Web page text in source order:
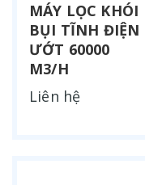
MÁY LỌC KHÓI
BỤI TĨNH ĐIỆN
ƯỚT 60000
M3/H
Liên hệ